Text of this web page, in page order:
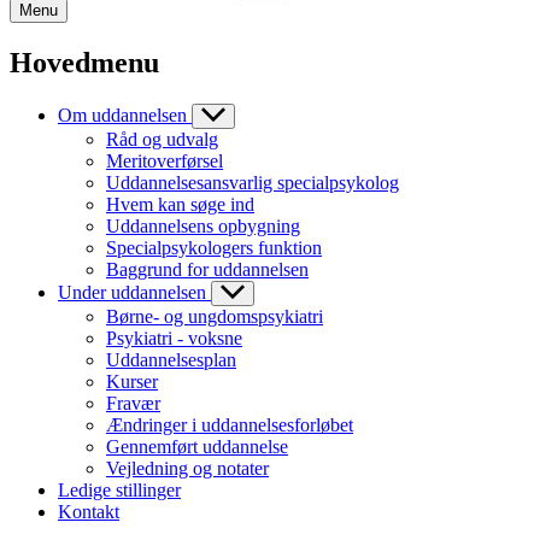
Menu
Hovedmenu
Om uddannelsen
Råd og udvalg
Meritoverførsel
Uddannelsesansvarlig specialpsykolog
Hvem kan søge ind
Uddannelsens opbygning
Specialpsykologers funktion
Baggrund for uddannelsen
Under uddannelsen
Børne- og ungdomspsykiatri
Psykiatri - voksne
Uddannelsesplan
Kurser
Fravær
Ændringer i uddannelsesforløbet
Gennemført uddannelse
Vejledning og notater
Ledige stillinger
Kontakt